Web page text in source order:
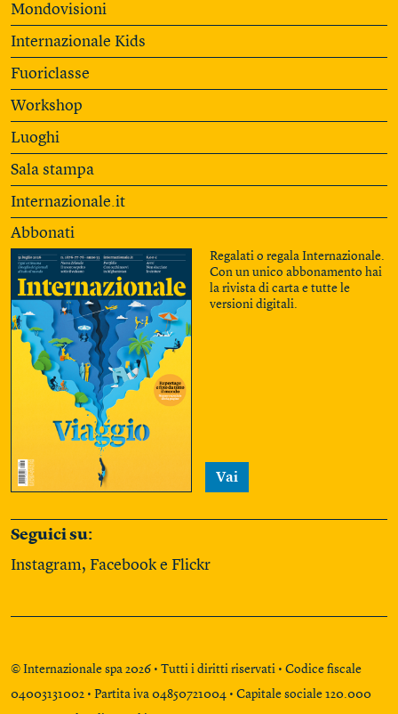
Mondovisioni
Internazionale Kids
Fuoriclasse
Workshop
Luoghi
Sala stampa
Internazionale.it
Abbonati
Regalati o regala Internazionale.
Con un unico abbonamento hai
la rivista di carta e tutte le
versioni digitali.
Vai
Seguici su:
Instagram, Facebook e Flickr
© Internazionale spa 2026 • Tutti i diritti riservati • Codice fiscale
04003131002 • Partita iva 04850721004 • Capitale sociale 120.000